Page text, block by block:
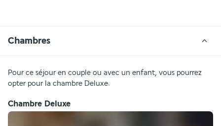
Chambres
Pour ce séjour en couple ou avec un enfant, vous pourrez
opter pour la chambre Deluxe.
Chambre Deluxe